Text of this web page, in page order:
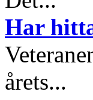
Har
årets...